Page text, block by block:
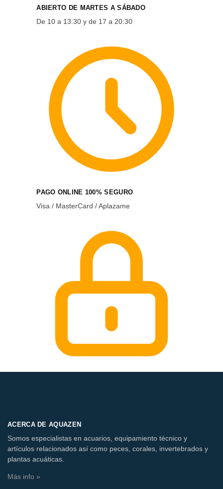
ABIERTO DE MARTES A SÁBADO
De 10 a 13:30 y de 17 a 20:30
PAGO ONLINE 100% SEGURO
Visa / MasterCard / Aplazame
ACERCA DE AQUAZEN
Somos especialistas en acuarios, equipamiento técnico y
artículos relacionados así como peces, corales, invertebrados y
plantas acuáticas.
Más info »